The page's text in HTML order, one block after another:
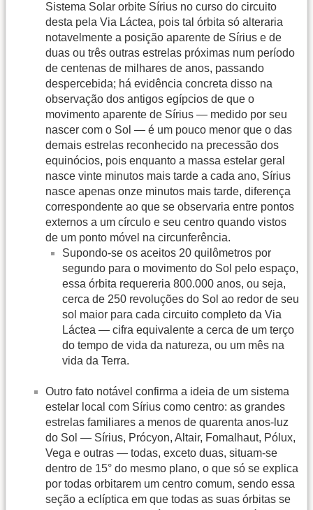
Sistema Solar orbite Sírius no curso do circuito
desta pela Via Láctea, pois tal órbita só alteraria
notavelmente a posição aparente de Sírius e de
duas ou três outras estrelas próximas num período
de centenas de milhares de anos, passando
despercebida; há evidência concreta disso na
observação dos antigos egípcios de que o
movimento aparente de Sírius — medido por seu
nascer com o Sol — é um pouco menor que o das
demais estrelas reconhecido na precessão dos
equinócios, pois enquanto a massa estelar geral
nasce vinte minutos mais tarde a cada ano, Sírius
nasce apenas onze minutos mais tarde, diferença
correspondente ao que se observaria entre pontos
externos a um círculo e seu centro quando vistos
de um ponto móvel na circunferência.
Supondo-se os aceitos 20 quilômetros por
segundo para o movimento do Sol pelo espaço,
essa órbita requereria 800.000 anos, ou seja,
cerca de 250 revoluções do Sol ao redor de seu
sol maior para cada circuito completo da Via
Láctea — cifra equivalente a cerca de um terço
do tempo de vida da natureza, ou um mês na
vida da Terra.
Outro fato notável confirma a ideia de um sistema
estelar local com Sírius como centro: as grandes
estrelas familiares a menos de quarenta anos-luz
do Sol — Sírius, Prócyon, Altair, Fomalhaut, Pólux,
Vega e outras — todas, exceto duas, situam-se
dentro de 15° do mesmo plano, o que só se explica
por todas orbitarem um centro comum, sendo essa
seção a eclíptica em que todas as suas órbitas se